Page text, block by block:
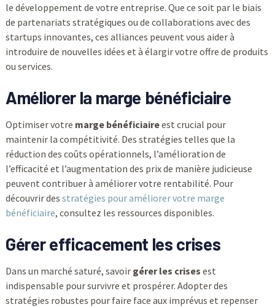
le développement de votre entreprise. Que ce soit par le biais
de partenariats stratégiques ou de collaborations avec des
startups innovantes, ces alliances peuvent vous aider à
introduire de nouvelles idées et à élargir votre offre de produits
ou services.
Améliorer la marge bénéficiaire
Optimiser votre marge bénéficiaireest crucial pour
maintenir la compétitivité. Des stratégies telles que la
réduction des coûts opérationnels, l’amélioration de
l’efficacité et l’augmentation des prix de manière judicieuse
peuvent contribuer à améliorer votre rentabilité. Pour
découvrir des stratégies pour améliorer votre marge
bénéficiaire, consultez les ressources disponibles.
Gérer efficacement les crises
Dans un marché saturé, savoir gérer les crises est
indispensable pour survivre et prospérer. Adopter des
stratégies robustes pour faire face aux imprévus et repenser